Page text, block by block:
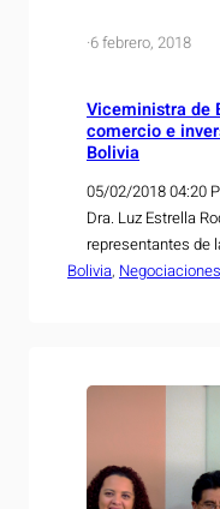
·6 febrero, 2018
Viceministra de
comercio e
Bolivia
05/02/2018 04:20
Dra. Luz Estrella
representantes de
Farmacéutica
Bolivia,